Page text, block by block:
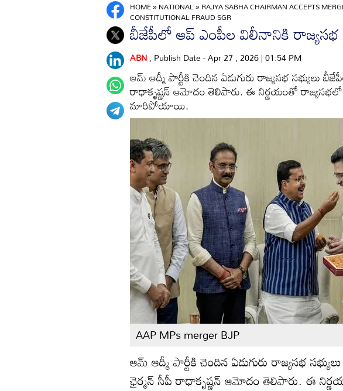
HOME»NATIONAL»RAJYA SABHA CHAIRMAN ACCEPTS
CONSTITUTIONAL FRAUD SGR
బీజేపీలో ఆప్ ఎంపీల విలీనానికి రాజ్యసభ
ABN, Publish Date - Apr 27 , 2026 | 01:54 PM
ఆమ్ ఆద్మీ పార్టీకి చెందిన ఏడుగురు రాజ్యసభ సభ్యులు
రాధాకృష్ణన్ ఆమోదం తెలిపారు. ఈ నిర్ణయంతో
మారిపోయాయి.
AAP MPs merger BJP
ఆమ్ ఆద్మీ పార్టీకి చెందిన ఏడుగురు రాజ్యసభ
ఛైర్మన్ సీపీ రాధాకృష్ణన్ ఆమోదం తెలిపారు. ఈ